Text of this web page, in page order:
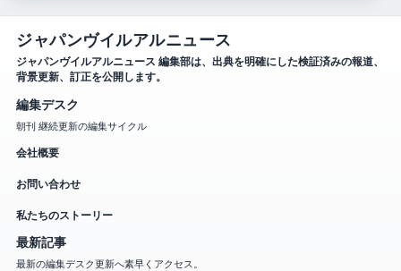
ジャパンヴイルアルニュース
ジャパンヴイルアルニュース 編集部は、出典を明確にした検証済みの報道、
背景更新、訂正を公開します。
編集デスク
朝刊 継続更新の編集サイクル
会社概要
お問い合わせ
私たちのストーリー
最新記事
最新の編集デスク更新へ素早くアクセス。